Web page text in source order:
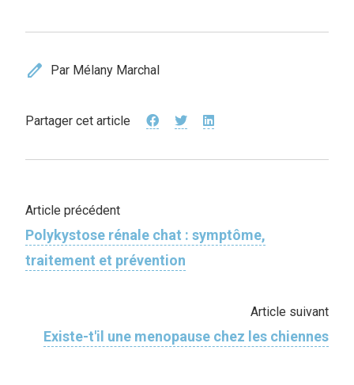
edit Par Mélany Marchal
Partager cet article
Article précédent
Polykystose rénale chat : symptôme,
traitement et prévention
Article suivant
Existe-t'il une menopause chez les chiennes